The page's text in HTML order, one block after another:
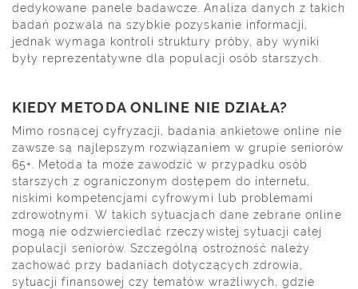
dedykowane panele badawcze. Analiza danych z takich
badań pozwala na szybkie pozyskanie informacji,
jednak wymaga kontroli struktury próby, aby wyniki
były reprezentatywne dla populacji osób starszych.
KIEDY METODA ONLINE NIE DZIAŁA?
Mimo rosnącej cyfryzacji, badania ankietowe online nie
zawsze są najlepszym rozwiązaniem w grupie seniorów
65+. Metoda ta może zawodzić w przypadku osób
starszych z ograniczonym dostępem do internetu,
niskimi kompetencjami cyfrowymi lub problemami
zdrowotnymi. W takich sytuacjach dane zebrane online
mogą nie odzwierciedlać rzeczywistej sytuacji całej
populacji seniorów. Szczególną ostrożność należy
zachować przy badaniach dotyczących zdrowia,
sytuacji finansowej czy tematów wrażliwych, gdzie